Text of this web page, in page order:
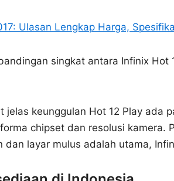
Ulasan Lengkap Harga,
singkat antara Infinix Hot
jelas keunggulan Hot 12 Play ada
chipset dan resolusi kamera.
dan layar mulus adalah utama,